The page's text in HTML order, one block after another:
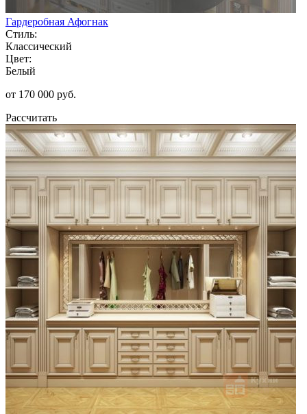
Гардеробная Афогнак
Стиль:
Классический
Цвет:
Белый
от 170 000 руб.
Рассчитать